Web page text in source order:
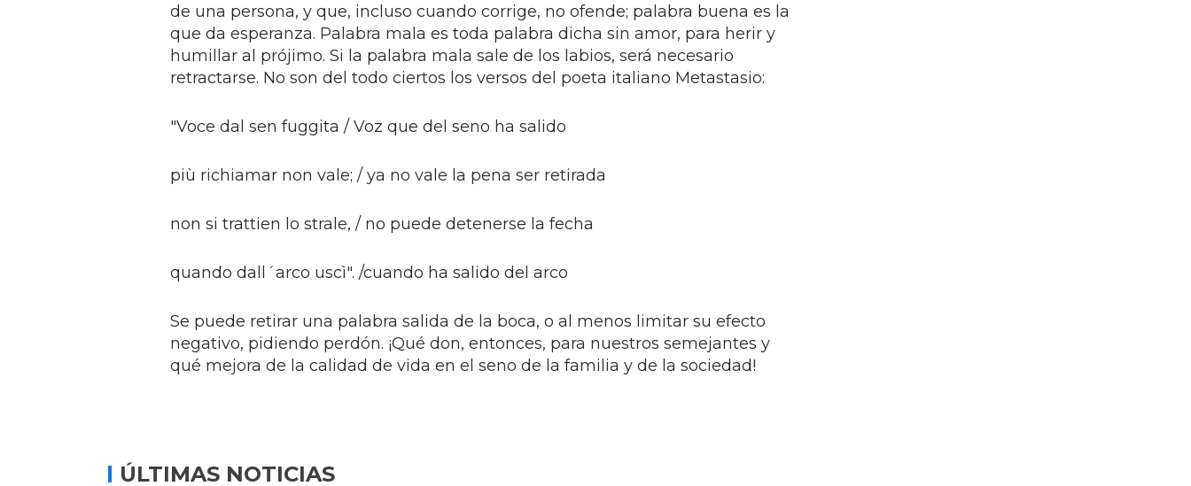
de una persona, y que, incluso cuando corrige, no ofende; palabra buena es la
que da esperanza. Palabra mala es toda palabra dicha sin amor, para herir y
humillar al prójimo. Si la palabra mala sale de los labios, será necesario
retractarse. No son del todo ciertos los versos del poeta italiano Metastasio:
"Voce dal sen fuggita / Voz que del seno ha salido
più richiamar non vale; / ya no vale la pena ser retirada
non si trattien lo strale, / no puede detenerse la fecha
quando dall´arco uscì". /cuando ha salido del arco
Se puede retirar una palabra salida de la boca, o al menos limitar su efecto
negativo, pidiendo perdón. ¡Qué don, entonces, para nuestros semejantes y
qué mejora de la calidad de vida en el seno de la familia y de la sociedad!
ÚLTIMAS NOTICIAS